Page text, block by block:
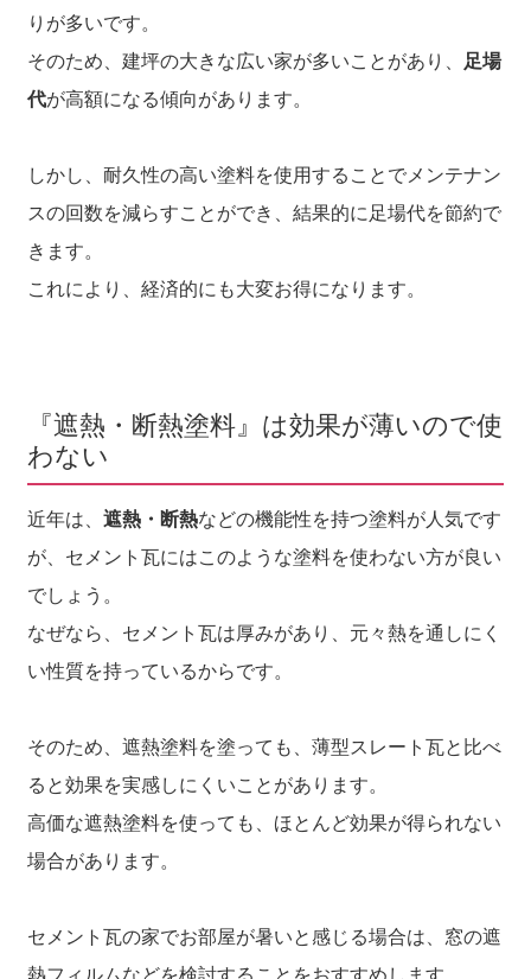
りが多いです。
そのため、建坪の大きな広い家が多いことがあり、
足場
代が高額になる傾向があります。
しかし、耐久性の高い塗料を使用することでメンテナン
スの回数を減らすことができ、結果的に足場代を節約で
きます。
これにより、経済的にも大変お得になります。
『遮熱・断熱塗料』は効果が薄いので使
わない
近年は、 遮熱・断熱などの機能性を持つ塗料が人気です
が、セメント瓦にはこのような塗料を使わない方が良い
でしょう。
なぜなら、セメント瓦は厚みがあり、元々熱を通しにく
い性質を持っているからです。
そのため、遮熱塗料を塗っても、薄型スレート瓦と比べ
ると効果を実感しにくいことがあります。
高価な遮熱塗料を使っても、ほとんど効果が得られない
場合があります。
セメント瓦の家でお部屋が暑いと感じる場合は、窓の遮
熱フィルムなどを検討することをおすすめします。